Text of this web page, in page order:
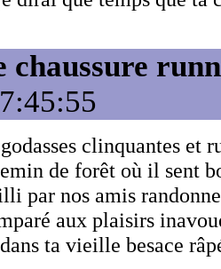
chaussure
clinquantes et
de forêt où il sent
par nos amis
aux plaisirs
ta vieille besace